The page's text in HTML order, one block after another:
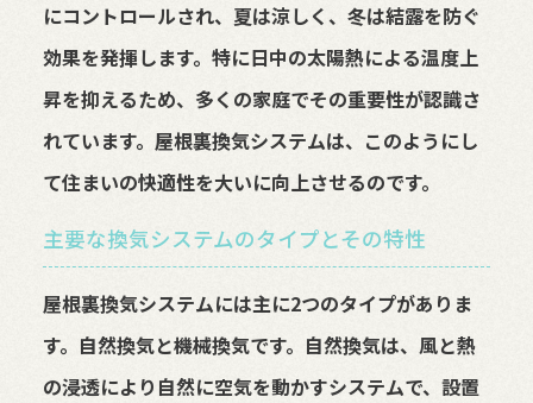
にコントロールされ、夏は涼しく、冬は結露を防ぐ
効果を発揮します。特に日中の太陽熱による温度上
昇を抑えるため、多くの家庭でその重要性が認識さ
れています。屋根裏換気システムは、このようにし
て住まいの快適性を大いに向上させるのです。
主要な換気システムのタイプとその特性
屋根裏換気システムには主に2つのタイプがありま
す。自然換気と機械換気です。自然換気は、風と熱
の浸透により自然に空気を動かすシステムで、設置